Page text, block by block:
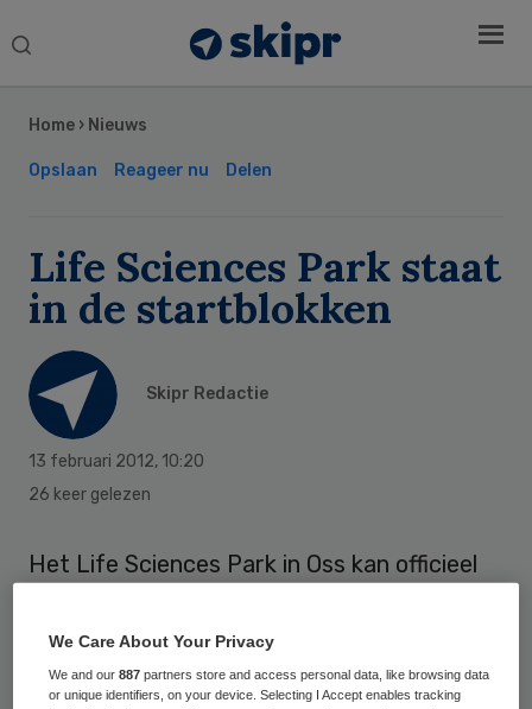
Search
Home › Nieuws
Opslaan Reageer nu Delen
Life Sciences Park staat
in de startblokken
Skipr Redactie
13 februari 2012, 10:20
26 keer gelezen
Het Life Sciences Park in Oss kan officieel
laatste contracten wordt de overdracht
van gebouwen en onderzoeksfaciliteiten
Sidebar
We Care About Your Privacy
We and our887 partners store and access personal data, like browsing data
or unique identifiers, on your device. Selecting I Accept enables tracking